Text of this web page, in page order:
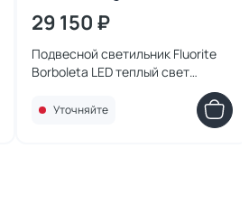
29 150 ₽
Подвесной светильник Fluorite
Borboleta LED теплый свет
Уточняйте